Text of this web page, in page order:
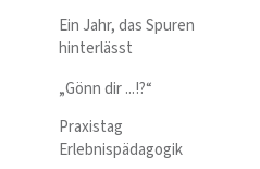
Ein Jahr, das Spuren
hinterlässt
„Gönn dir ...!?“
Praxistag
Erlebnispädagogik